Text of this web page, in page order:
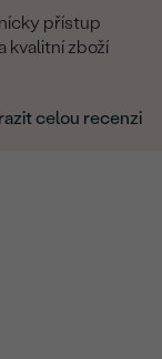
kvalitní zboží
celou recenzi